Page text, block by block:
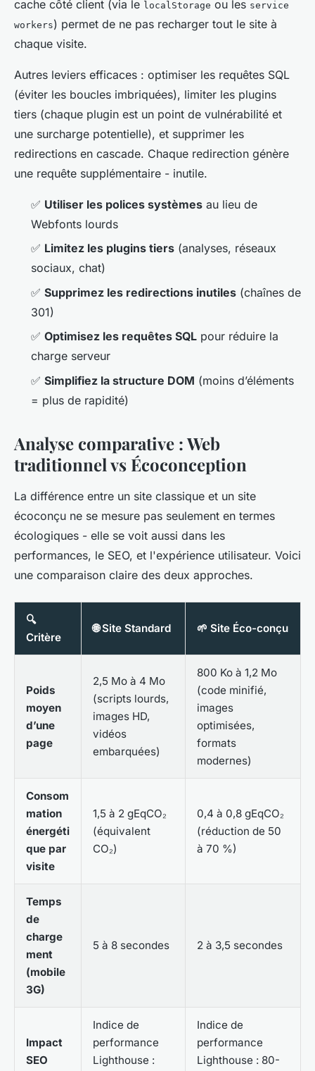
cache côté client (via le localStorage ou les service
workers) permet de ne pas recharger tout le site à
chaque visite.
Autres leviers efficaces : optimiser les requêtes SQL
(éviter les boucles imbriquées), limiter les plugins
tiers (chaque plugin est un point de vulnérabilité et
une surcharge potentielle), et supprimer les
redirections en cascade. Chaque redirection génère
une requête supplémentaire - inutile.
✅ Utiliser les polices systèmes au lieu de
Webfonts lourds
✅ Limitez les plugins tiers (analyses, réseaux
sociaux, chat)
✅ Supprimez les redirections inutiles (chaînes de
301)
✅ Optimisez les requêtes SQL pour réduire la
charge serveur
✅ Simplifiez la structure DOM (moins d’éléments
= plus de rapidité)
Analyse comparative : Web
traditionnel vs Écoconception
La différence entre un site classique et un site
écoconçu ne se mesure pas seulement en termes
écologiques - elle se voit aussi dans les
performances, le SEO, et l'expérience utilisateur. Voici
une comparaison claire des deux approches.
🔍
Critère
🌐 Site Standard 🌱 Site Éco-conçu
Poids
moyen
d’une
page
2,5 Mo à 4 Mo
(scripts lourds,
images HD,
vidéos
embarquées)
800 Ko à 1,2 Mo
(code minifié,
images
optimisées,
formats
modernes)
Consom
mation
énergéti
que par
visite
1,5 à 2 gEqCO₂
(équivalent
CO₂)
0,4 à 0,8 gEqCO₂
(réduction de 50
à 70 %)
Temps
de
charge
ment
(mobile
3G)
5 à 8 secondes 2 à 3,5 secondes
Impact
SEO
Indice de
performance
Lighthouse :
Indice de
performance
Lighthouse : 80-